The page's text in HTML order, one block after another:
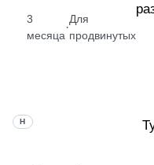
3
месяца
·
Для
продвинутых
НАВЫК